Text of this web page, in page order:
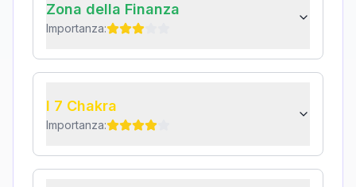
Zona della Finanza
Importanza:
I 7 Chakra
Importanza: